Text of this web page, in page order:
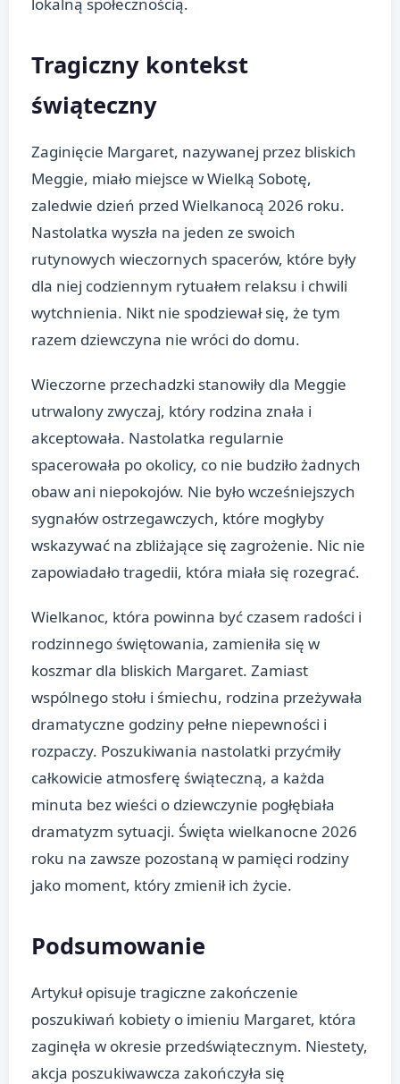
Tragiczny kontekst
świąteczny
Zaginięcie Margaret, nazywanej przez bliskich
Meggie, miało miejsce w Wielką Sobotę,
zaledwie dzień przed Wielkanocą 2026 roku.
Nastolatka wyszła na jeden ze swoich
rutynowych wieczornych spacerów, które były
dla niej codziennym rytuałem relaksu i chwili
wytchnienia. Nikt nie spodziewał się, że tym
razem dziewczyna nie wróci do domu.
Wieczorne przechadzki stanowiły dla Meggie
utrwalony zwyczaj, który rodzina znała i
akceptowała. Nastolatka regularnie
spacerowała po okolicy, co nie budziło żadnych
obaw ani niepokojów. Nie było wcześniejszych
sygnałów ostrzegawczych, które mogłyby
wskazywać na zbliżające się zagrożenie. Nic nie
zapowiadało tragedii, która miała się rozegrać.
Wielkanoc, która powinna być czasem radości i
rodzinnego świętowania, zamieniła się w
koszmar dla bliskich Margaret. Zamiast
wspólnego stołu i śmiechu, rodzina przeżywała
dramatyczne godziny pełne niepewności i
rozpaczy. Poszukiwania nastolatki przyćmiły
całkowicie atmosferę świąteczną, a każda
minuta bez wieści o dziewczynie pogłębiała
dramatyzm sytuacji. Święta wielkanocne 2026
roku na zawsze pozostaną w pamięci rodziny
jako moment, który zmienił ich życie.
Podsumowanie
Artykuł opisuje tragiczne zakończenie
poszukiwań kobiety o imieniu Margaret, która
zaginęła w okresie przedświątecznym. Niestety,
akcja poszukiwawcza zakończyła się